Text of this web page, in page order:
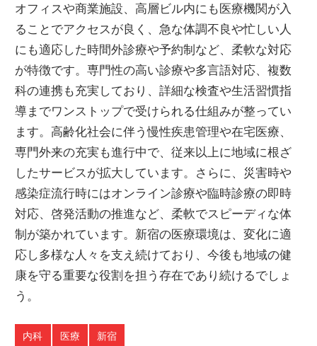
オフィスや商業施設、高層ビル内にも医療機関が入
ることでアクセスが良く、急な体調不良や忙しい人
にも適応した時間外診療や予約制など、柔軟な対応
が特徴です。専門性の高い診療や多言語対応、複数
科の連携も充実しており、詳細な検査や生活習慣指
導までワンストップで受けられる仕組みが整ってい
ます。高齢化社会に伴う慢性疾患管理や在宅医療、
専門外来の充実も進行中で、従来以上に地域に根ざ
したサービスが拡大しています。さらに、災害時や
感染症流行時にはオンライン診療や臨時診療の即時
対応、啓発活動の推進など、柔軟でスピーディな体
制が築かれています。新宿の医療環境は、変化に適
応し多様な人々を支え続けており、今後も地域の健
康を守る重要な役割を担う存在であり続けるでしょ
う。
内科 医療 新宿